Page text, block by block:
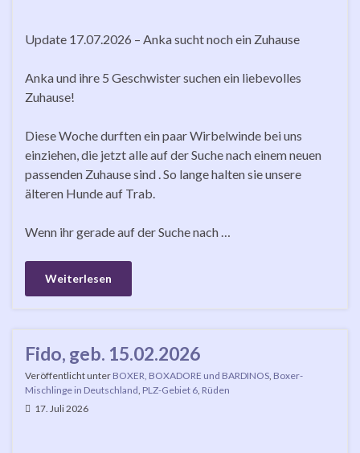
Update 17.07.2026 – Anka sucht noch ein Zuhause
Anka und ihre 5 Geschwister suchen ein liebevolles
Zuhause!
Diese Woche durften ein paar Wirbelwinde bei uns
einziehen, die jetzt alle auf der Suche nach einem neuen
passenden Zuhause sind . So lange halten sie unsere
älteren Hunde auf Trab.
Wenn ihr gerade auf der Suche nach …
Weiterlesen
Fido, geb. 15.02.2026
Veröffentlicht unter BOXER, BOXADORE und BARDINOS Boxer-
Mischlinge in Deutschland PLZ-Gebiet 6 Rüden
17. Juli 2026